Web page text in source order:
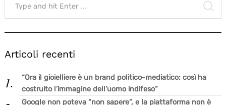
for:
Articoli recenti
“Ora il gioielliere è un brand politico-mediatico: così ha
costruito l’immagine dell’uomo indifeso”
Google non poteva “non sapere”, e la piattaforma non è